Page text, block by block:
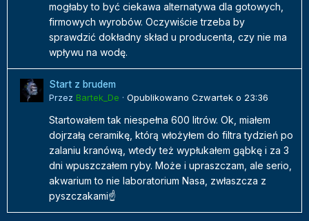
mogłaby to być ciekawa alternatywa dla gotowych,
firmowych wyrobów. Oczywiście trzeba by
sprawdzić dokładny skład u producenta, czy nie ma
wpływu na wodę.
Start z brudem
Przez Bartek_De · Opublikowano Czwartek o 23:36
Startowałem tak niespełna 600 litrów. Ok, miałem
dojrzałą ceramikę, którą włożyłem do filtra tydzień po
zalaniu kranówą, wtedy też wypłukałem gąbkę i za 3
dni wpuszczałem ryby. Może i upraszczam, ale serio,
akwarium to nie laboratorium Nasa, zwłaszcza z
pyszczakami☝️